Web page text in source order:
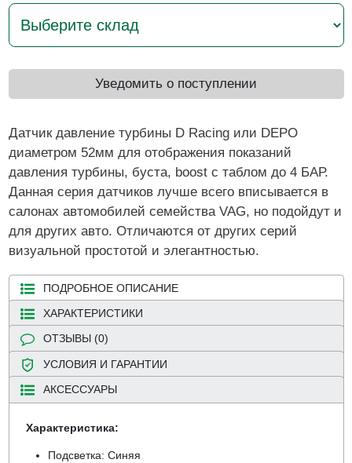
Уведомить о поступлении
Датчик давление турбины D Racing или DEPO
диаметром 52мм для отображения показаний
давления турбины, буста, boost с таблом до 4 БАР.
Данная серия датчиков лучше всего вписывается в
салонах автомобилей семейства VAG, но подойдут и
для других авто. Отличаются от других серий
визуальной простотой и элегантностью.
ПОДРОБНОЕ ОПИСАНИЕ
ХАРАКТЕРИСТИКИ
ОТЗЫВЫ (0)
УСЛОВИЯ И ГАРАНТИИ
АКСЕССУАРЫ
Характеристика:
Подсветка: Синяя